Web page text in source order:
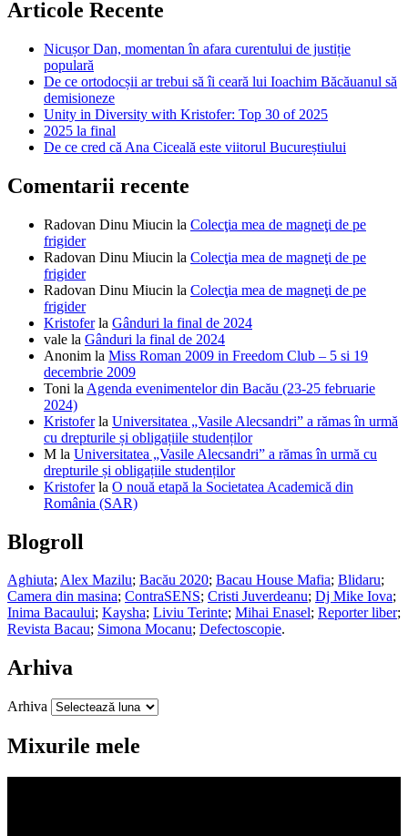
Articole Recente
Nicușor Dan, momentan în afara curentului de justiție
populară
De ce ortodocșii ar trebui să îi ceară lui Ioachim Băcăuanul să
demisioneze
Unity in Diversity with Kristofer: Top 30 of 2025
2025 la final
De ce cred că Ana Ciceală este viitorul Bucureștiului
Comentarii recente
Radovan Dinu Miucin la Colecţia mea de magneţi de pe
frigider
Radovan Dinu Miucin la Colecţia mea de magneţi de pe
frigider
Radovan Dinu Miucin la Colecţia mea de magneţi de pe
frigider
Kristoferla Gânduri la final de 2024
vale la Gânduri la final de 2024
Anonim la Miss Roman 2009 in Freedom Club – 5 si 19
decembrie 2009
Toni la Agenda evenimentelor din Bacău (23-25 februarie
2024)
Kristoferla Universitatea „Vasile Alecsandri” a rămas în urmă
cu drepturile și obligațiile studenților
M la Universitatea „Vasile Alecsandri” a rămas în urmă cu
drepturile și obligațiile studenților
Kristoferla O nouă etapă la Societatea Academică din
România (SAR)
Blogroll
Aghiuta;Alex Mazilu; Bacău 2020; Bacau House Mafia; Blidaru;
Camera din masina; ContraSENS; Cristi Juverdeanu; Dj Mike Iova;
Inima Bacaului; Kaysha; Liviu Terinte; Mihai Enasel; Reporter liber;
Revista Bacau; Simona Mocanu; Defectoscopie.
Arhiva
Arhiva
Mixurile mele